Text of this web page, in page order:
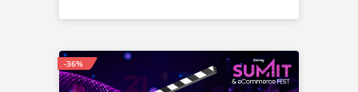
-36%